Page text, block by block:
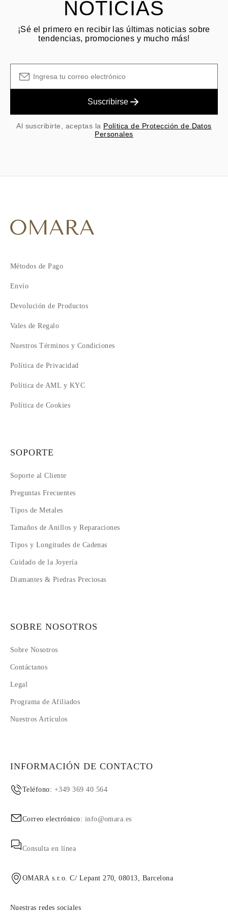
NOTICIAS
¡Sé el primero en recibir las últimas noticias sobre
tendencias, promociones y mucho más!
Suscribirse
Al suscribirte, aceptas la Política de Protección de Datos
Personales
Métodos de Pago
Envío
Devolución de Productos
Vales de Regalo
Nuestros Términos y Condiciones
Política de Privacidad
Política de AML y KYC
Política de Cookies
SOPORTE
Soporte al Cliente
Preguntas Frecuentes
Tipos de Metales
Tamaños de Anillos y Reparaciones
Tipos y Longitudes de Cadenas
Cuidado de la Joyería
Diamantes & Piedras Preciosas
SOBRE NOSOTROS
Sobre Nosotros
Contáctanos
Legal
Programa de Afiliados
Nuestros Artículos
INFORMACIÓN DE CONTACTO
Teléfono: +349 369 40 564
Correo electrónico: info@omara.es
Consulta en línea
OMARA s.r.o. C/ Lepant 270, 08013, Barcelona
Nuestras redes sociales